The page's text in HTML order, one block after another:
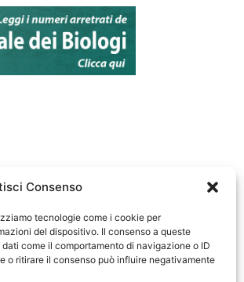
Consenso
tecnologie come i cookie per
del dispositivo. Il consenso a queste
come il comportamento di navigazione o ID
o ritirare il consenso può influire negativamente